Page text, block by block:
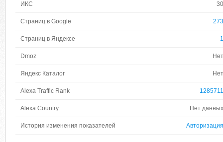
ИКС 30
Страниц в Google 273
Страниц в Яндексе 1
Dmoz Нет
Яндекс Каталог Нет
Alexa Traffic Rank 1285711
Alexa Country Нет данных
История изменения показателей Авторизация